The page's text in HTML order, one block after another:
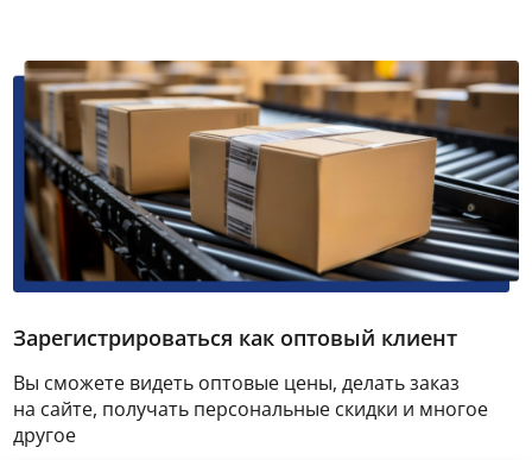
Зарегистрироваться как оптовый клиент
Вы сможете видеть оптовые цены, делать заказ
на сайте, получать персональные скидки и многое
другое